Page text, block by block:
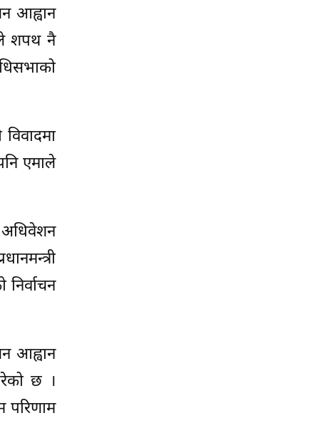
आह्वान
शपथ नै
एमाले
अधिवेशन
आह्वान
छ ।
परिणाम